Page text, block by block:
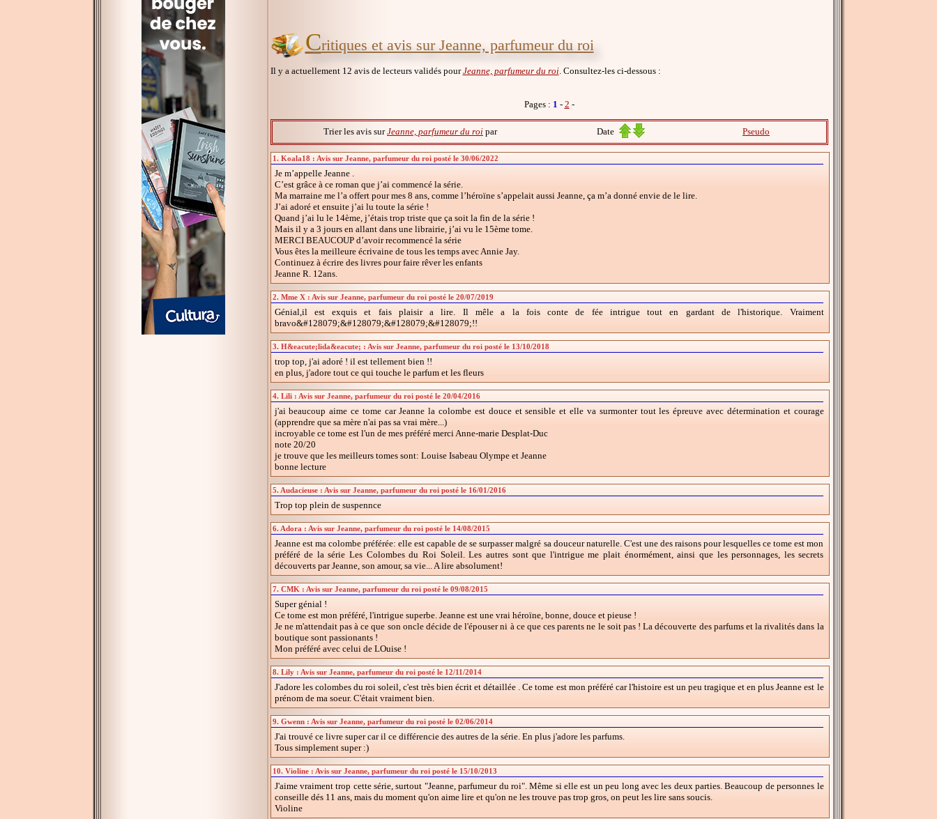
Critiques et avis sur Jeanne, parfumeur du roi
Il y a actuellement 12 avis de lecteurs validés pourJeanne, parfumeur du roi. Consultez-les ci-dessous :
Pages : 1 - 2 -
Trier les avis surJeanne, parfumeur du roi par Date Pseudo
1. Koala18 : Avis sur Jeanne, parfumeur du roi posté le 30/06/2022
Je m’appelle Jeanne .
C’est grâce à ce roman que j’ai commencé la série.
Ma marraine me l’a offert pour mes 8 ans, comme l’héroïne s’appelait aussi Jeanne, ça m’a donné envie de le lire.
J’ai adoré et ensuite j’ai lu toute la série !
Quand j’ai lu le 14ème, j’étais trop triste que ça soit la fin de la série !
Mais il y a 3 jours en allant dans une librairie, j’ai vu le 15ème tome.
MERCI BEAUCOUP d’avoir recommencé la série
Vous êtes la meilleure écrivaine de tous les temps avec Annie Jay.
Continuez à écrire des livres pour faire rêver les enfants
Jeanne R. 12ans.
2. Mme X : Avis sur Jeanne, parfumeur du roi posté le 20/07/2019
Génial,il est exquis et fais plaisir a lire. Il mêle a la fois conte de fée intrigue tout en gardant de l'historique. Vraiment
bravo&#128079;&#128079;&#128079;&#128079;!!
3. H&eacute;lida&eacute; : Avis sur Jeanne, parfumeur du roi posté le 13/10/2018
trop top, j'ai adoré ! il est tellement bien !!
en plus, j'adore tout ce qui touche le parfum et les fleurs
4. Lili : Avis sur Jeanne, parfumeur du roi posté le 20/04/2016
j'ai beaucoup aime ce tome car Jeanne la colombe est douce et sensible et elle va surmonter tout les épreuve avec détermination et courage
(apprendre que sa mère n'ai pas sa vrai mère...)
incroyable ce tome est l'un de mes préféré merci Anne-marie Desplat-Duc
note 20/20
je trouve que les meilleurs tomes sont: Louise Isabeau Olympe et Jeanne
bonne lecture
5. Audacieuse : Avis sur Jeanne, parfumeur du roi posté le 16/01/2016
Trop top plein de suspennce
6. Adora : Avis sur Jeanne, parfumeur du roi posté le 14/08/2015
Jeanne est ma colombe préférée: elle est capable de se surpasser malgré sa douceur naturelle. C'est une des raisons pour lesquelles ce tome est mon
préféré de la série Les Colombes du Roi Soleil. Les autres sont que l'intrigue me plait énormément, ainsi que les personnages, les secrets
découverts par Jeanne, son amour, sa vie... A lire absolument!
7. CMK : Avis sur Jeanne, parfumeur du roi posté le 09/08/2015
Super génial !
Ce tome est mon préféré, l'intrigue superbe. Jeanne est une vrai héroïne, bonne, douce et pieuse !
Je ne m'attendait pas à ce que son oncle décide de l'épouser ni à ce que ces parents ne le soit pas ! La découverte des parfums et la rivalités dans la
boutique sont passionants !
Mon préféré avec celui de LOuise !
8. Lily : Avis sur Jeanne, parfumeur du roi posté le 12/11/2014
J'adore les colombes du roi soleil, c'est très bien écrit et détaillée . Ce tome est mon préféré car l'histoire est un peu tragique et en plus Jeanne est le
prénom de ma soeur. C'était vraiment bien.
9. Gwenn : Avis sur Jeanne, parfumeur du roi posté le 02/06/2014
J'ai trouvé ce livre super car il ce différencie des autres de la série. En plus j'adore les parfums.
Tous simplement super :)
10. Violine : Avis sur Jeanne, parfumeur du roi posté le 15/10/2013
J'aime vraiment trop cette série, surtout "Jeanne, parfumeur du roi". Même si elle est un peu long avec les deux parties. Beaucoup de personnes le
conseille dés 11 ans, mais du moment qu'on aime lire et qu'on ne les trouve pas trop gros, on peut les lire sans soucis.
Violine